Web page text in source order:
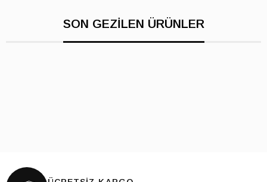
SON GEZİLEN ÜRÜNLER